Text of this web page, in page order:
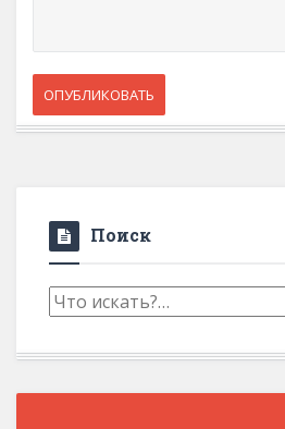
Поиск